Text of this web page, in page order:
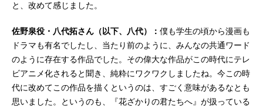
と、改めて感じました。
佐野泉役・八代拓さん（以下、八代）： 僕も学生の頃から漫画も
ドラマも有名でしたし、当たり前のように、みんなの共通ワード
のように存在する作品でした。その偉大な作品がこの時代にテレ
ビアニメ化されると聞き、純粋にワクワクしましたね。今この時
代に改めてこの作品を描くというのは、すごく意味があるなとも
思いました。というのも、『花ざかりの君たちへ』が扱っている